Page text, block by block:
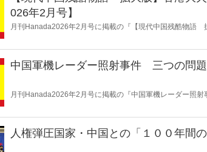
026年2月号】
月刊Hanada2026年2月号に掲載の『【現代中国残酷物語
中国軍機レーダー照射事件 三つの問題
月刊Hanada2026年2月号に掲載の『中国軍機レーダー照
人権弾圧国家・中国との「１００年間